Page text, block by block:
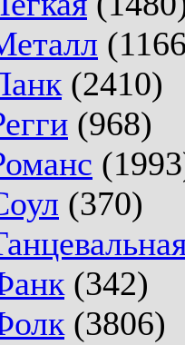
(2410)
(968)
(370)
(342)
(3806)